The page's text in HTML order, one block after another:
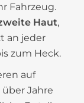
Fahrzeug.
Haut,
an jeder
zum Heck.
auf
Jahre